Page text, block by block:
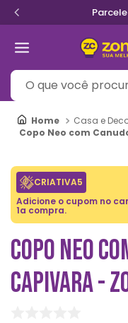
O que você procura?
Casa e
Copo Neo com
CRIATIVA5
Adicione o cupom no
1a compra.
COPO NEO
CAPIVARA -